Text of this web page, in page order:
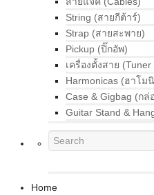
String (สายกีต้าร์)
Strap (สายสะพาย)
Pickup (ปิ๊กอัพ)
เครื่องตั้งสาย
Harmonicas (ฮาโม
Case & Gigbag (กล่
Guitar Stand &
Home